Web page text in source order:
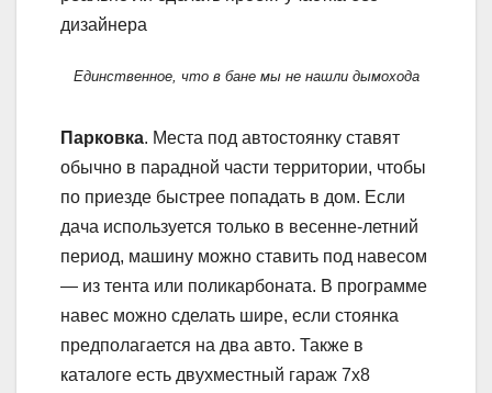
Единственное, что в бане мы не нашли дымохода
Парковка. Места под автостоянку ставят
обычно в парадной части территории, чтобы
по приезде быстрее попадать в дом. Если
дача используется только в весенне-летний
период, машину можно ставить под навесом
— из тента или поликарбоната. В программе
навес можно сделать шире, если стоянка
предполагается на два авто. Также в
каталоге есть двухместный гараж 7х8